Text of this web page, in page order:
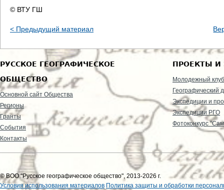
© ВТУ ГШ
< Предыдущий материал
РУССКОЕ ГЕОГРАФИЧЕСКОЕ
ОБЩЕСТВО
Основной сайт Общества
Регионы
Гранты
События
Контакты
ПРОЕКТЫ И
Молодежный клуб
Географический
Экспедиции и
Экспедиции РГО
Фотоконкурс
© ВОО "Русское географическое общество", 2013-2026 г.
Условия использования материалов Политика защиты и обработки